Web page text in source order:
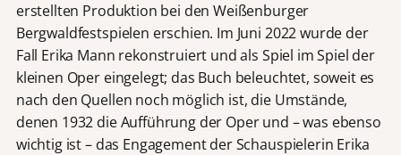
erstellten Produktion bei den Weißenburger
Bergwaldfestspielen erschien. Im Juni 2022 wurde der
Fall Erika Mann rekonstruiert und als Spiel im Spiel der
kleinen Oper eingelegt; das Buch beleuchtet, soweit es
nach den Quellen noch möglich ist, die Umstände,
denen 1932 die Aufführung der Oper und – was ebenso
wichtig ist – das Engagement der Schauspielerin Erika